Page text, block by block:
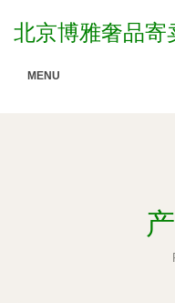
北京博雅奢品寄
MENU